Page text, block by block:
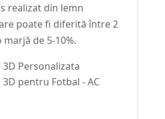
realizat din lemn
poate fi diferită între 2
de 5-10%.
3D Personalizata
3D pentru Fotbal - AC